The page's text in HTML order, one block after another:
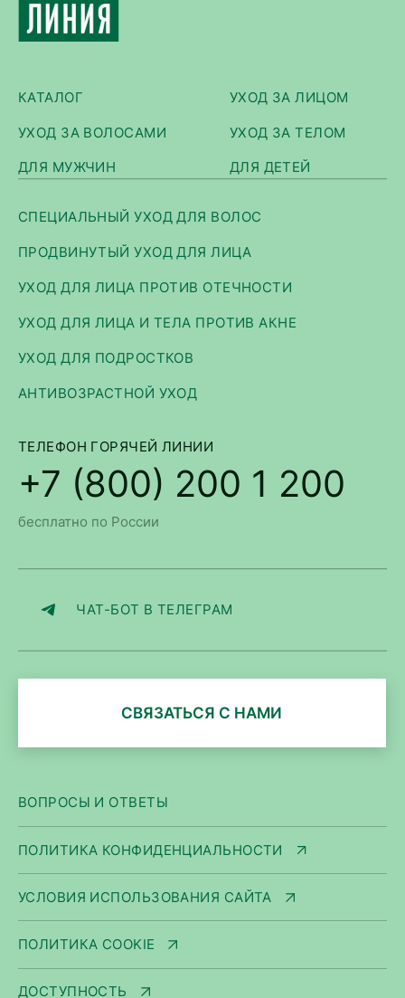
КАТАЛОГ УХОД ЗА ЛИЦОМ
УХОД ЗА ВОЛОСАМИ УХОД ЗА ТЕЛОМ
ДЛЯ МУЖЧИН ДЛЯ ДЕТЕЙ
СПЕЦИАЛЬНЫЙ УХОД ДЛЯ ВОЛОС
ПРОДВИНУТЫЙ УХОД ДЛЯ ЛИЦА
УХОД ДЛЯ ЛИЦА ПРОТИВ ОТЕЧНОСТИ
УХОД ДЛЯ ЛИЦА И ТЕЛА ПРОТИВ АКНЕ
УХОД ДЛЯ ПОДРОСТКОВ
АНТИВОЗРАСТНОЙ УХОД
ТЕЛЕФОН ГОРЯЧЕЙ ЛИНИИ
+7 (800) 200 1 200
бесплатно по России
ЧАТ-БОТ В ТЕЛЕГРАМ
СВЯЗАТЬСЯ С НАМИ
ВОПРОСЫ И ОТВЕТЫ
ПОЛИТИКА КОНФИДЕНЦИАЛЬНОСТИ
УСЛОВИЯ ИСПОЛЬЗОВАНИЯ САЙТА
ПОЛИТИКА COOKIE
ДОСТУПНОСТЬ